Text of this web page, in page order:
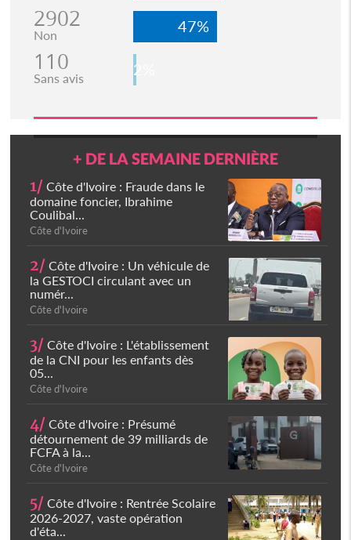
2902
Non 47%
110
Sans avis 2%
+ DE LA SEMAINE DERNIÈRE
1/ Côte d'Ivoire : Fraude dans le
domaine foncier, Ibrahime
Coulibal...
Côte d'Ivoire
2/ Côte d'Ivoire : Un véhicule de
la GESTOCI circulant avec un
numér...
Côte d'Ivoire
3/ Côte d'Ivoire : L'établissement
de la CNI pour les enfants dès
05...
Côte d'Ivoire
4/ Côte d'Ivoire : Présumé
détournement de 39 milliards de
FCFA à la...
Côte d'Ivoire
5/ Côte d'Ivoire : Rentrée Scolaire
2026-2027, vaste opération
d'éta...